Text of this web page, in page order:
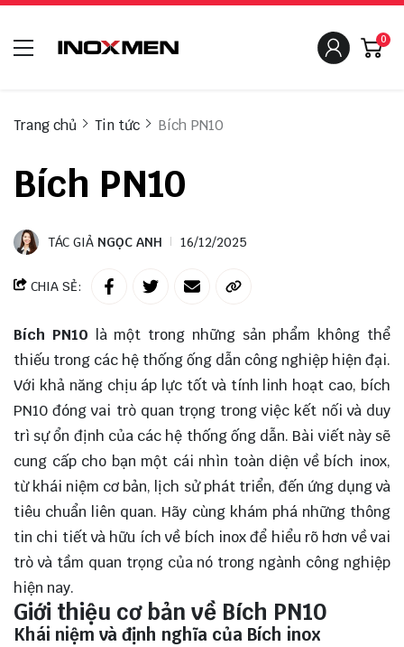
0
Trang chủ Tin tức Bích PN10
Bích PN10
TÁC GIẢ NGỌC ANH 16/12/2025
CHIA SẺ:
Bích PN10 là một trong những sản phẩm không thể
thiếu trong các hệ thống ống dẫn công nghiệp hiện đại.
Với khả năng chịu áp lực tốt và tính linh hoạt cao, bích
PN10 đóng vai trò quan trọng trong việc kết nối và duy
trì sự ổn định của các hệ thống ống dẫn. Bài viết này sẽ
cung cấp cho bạn một cái nhìn toàn diện về bích inox,
từ khái niệm cơ bản, lịch sử phát triển, đến ứng dụng và
tiêu chuẩn liên quan. Hãy cùng khám phánhững thông
tin chi tiết và hữu ích về bích inox để hiểu rõ hơn về vai
trò và tầm quan trọng của nó trong ngành công nghiệp
hiện nay.
Giới thiệu cơ bản về Bích PN10
Khái niệm và định nghĩa của Bích inox